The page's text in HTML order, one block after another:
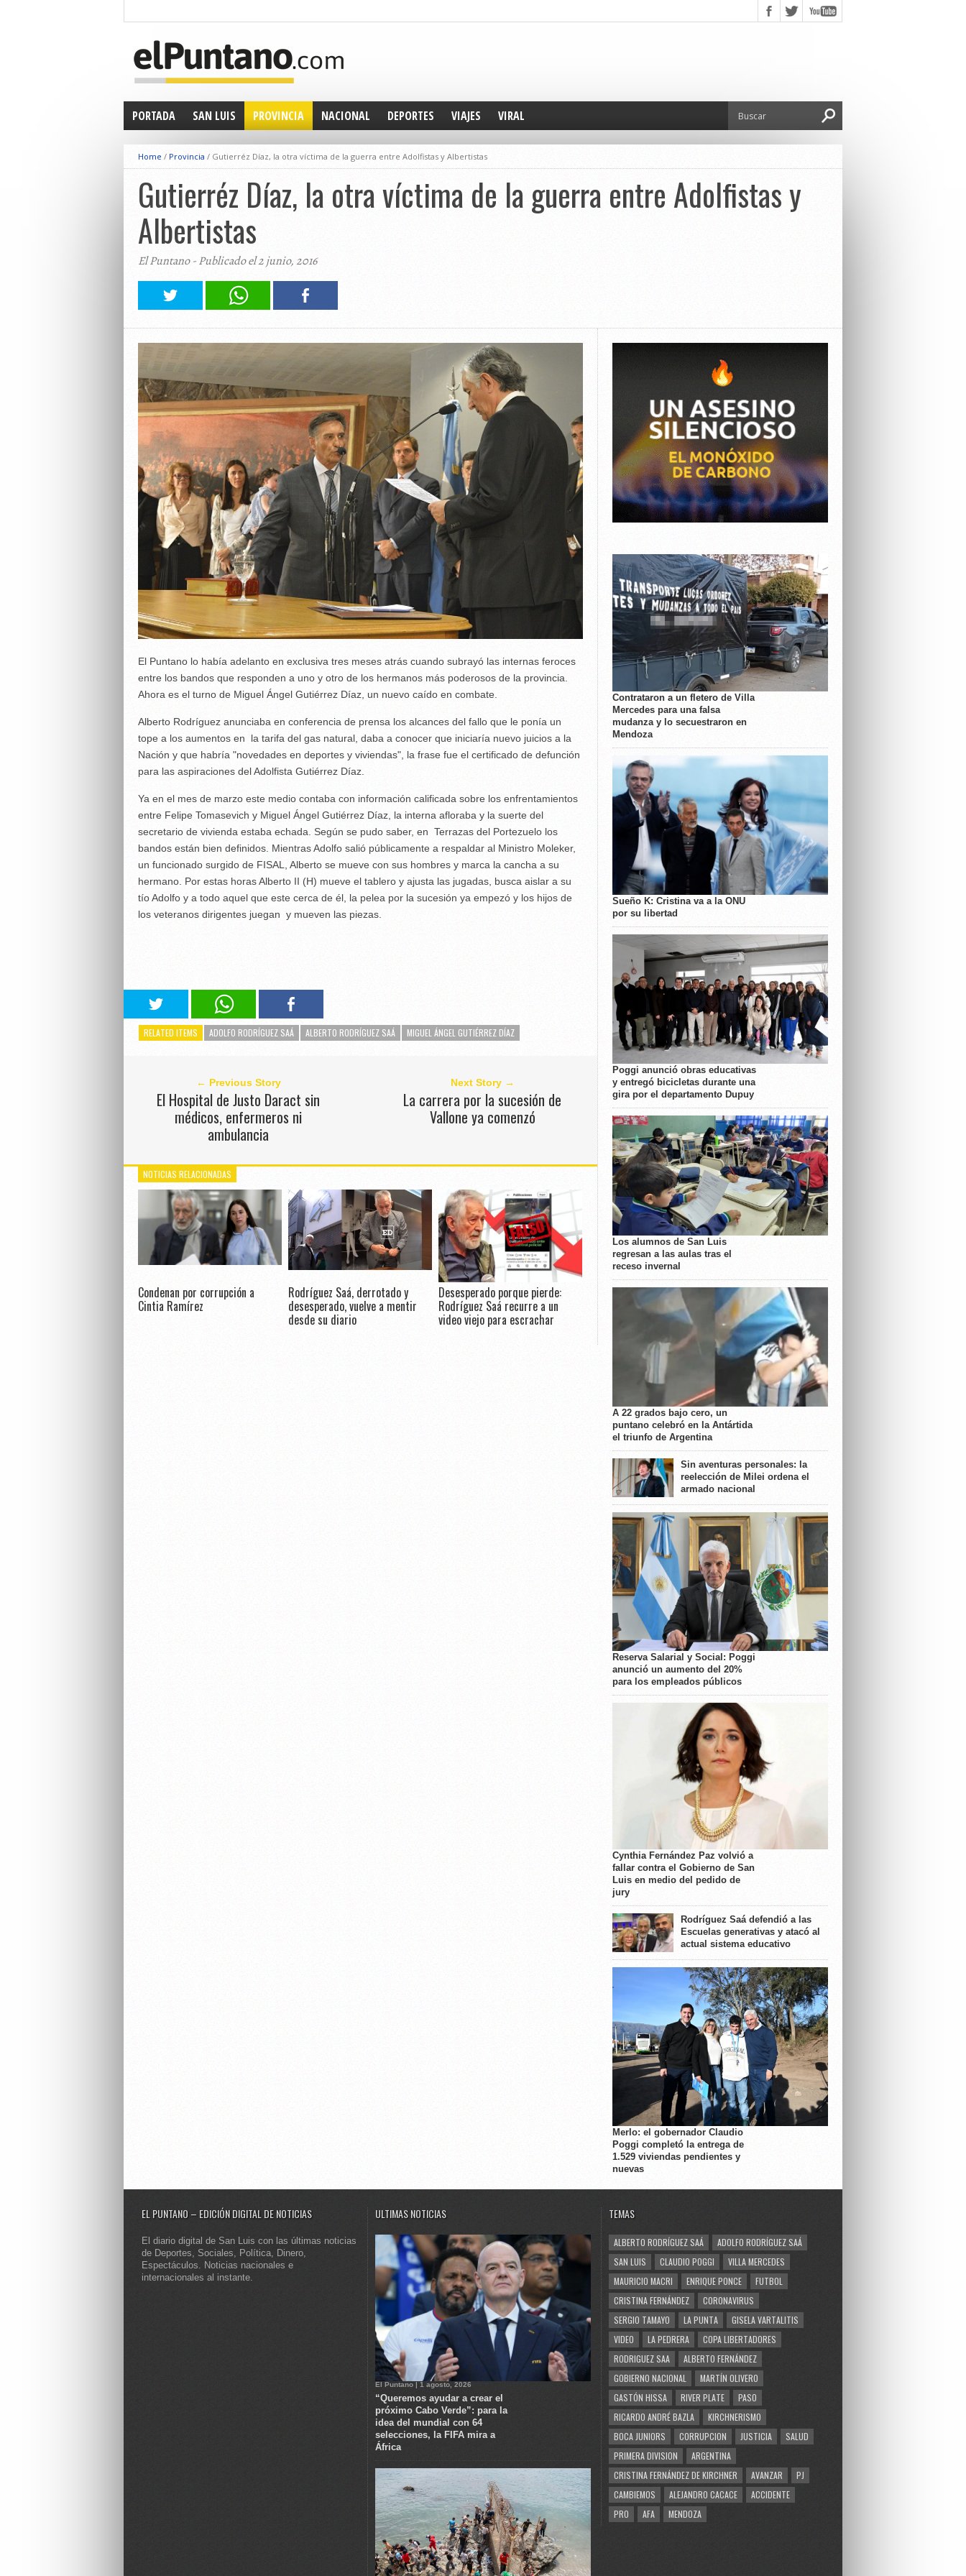
PORTADA SAN LUIS PROVINCIA NACIONAL DEPORTES VIAJES VIRAL
Home / Provincia / Gutierréz Díaz, la otra víctima de la guerra entre Adolfistas y Albertistas
Gutierréz Díaz, la otra víctima de la guerra entre Adolfistas y
Albertistas
El Puntano - Publicado el 2 junio, 2016
El Puntano lo había adelanto en exclusiva tres meses atrás cuando subrayó las internas feroces
entre los bandos que responden a uno y otro de los hermanos más poderosos de la provincia.
Ahora es el turno de Miguel Ángel Gutiérrez Díaz, un nuevo caído en combate.
Alberto Rodríguez anunciaba en conferencia de prensa los alcances del fallo que le ponía un
tope a los aumentos en la tarifa del gas natural, daba a conocer que iniciaría nuevo juicios a la
Nación y que habría "novedades en deportes y viviendas", la frase fue el certificado de defunción
para las aspiraciones del Adolfista Gutiérrez Díaz.
Ya en el mes de marzo este medio contaba con información calificada sobre los enfrentamientos
entre Felipe Tomasevich y Miguel Ángel Gutiérrez Díaz, la interna afloraba y la suerte del
secretario de vivienda estaba echada. Según se pudo saber, en Terrazas del Portezuelo los
bandos están bien definidos. Mientras Adolfo salió públicamente a respaldar al Ministro Moleker,
un funcionado surgido de FISAL, Alberto se mueve con sus hombres y marca la cancha a su
hermano. Por estas horas Alberto II (H) mueve el tablero y ajusta las jugadas, busca aislar a su
tío Adolfo y a todo aquel que este cerca de él, la pelea por la sucesión ya empezó y los hijos de
los veteranos dirigentes juegan y mueven las piezas.
RELATED ITEMS ADOLFO RODRÍGUEZ SAÁ ALBERTO RODRÍGUEZ SAÁ MIGUEL ÁNGEL GUTIÉRREZ DÍAZ
← Previous Story
El Hospital de Justo Daract sin
médicos, enfermeros ni
ambulancia
Next Story →
La carrera por la sucesión de
Vallone ya comenzó
NOTICIAS RELACIONADAS
Condenan por corrupción a
Cintia Ramírez
Rodríguez Saá, derrotado y
desesperado, vuelve a mentir
desde su diario
Desesperado porque pierde:
Rodríguez Saá recurre a un
video viejo para escrachar
Contrataron a un fletero de Villa
Mercedes para una falsa
mudanza y lo secuestraron en
Mendoza
Sueño K: Cristina va a la ONU
por su libertad
Poggi anunció obras educativas
y entregó bicicletas durante una
gira por el departamento Dupuy
Los alumnos de San Luis
regresan a las aulas tras el
receso invernal
A 22 grados bajo cero, un
puntano celebró en la Antártida
el triunfo de Argentina
Sin aventuras personales: la
reelección de Milei ordena el
armado nacional
Reserva Salarial y Social: Poggi
anunció un aumento del 20%
para los empleados públicos
Cynthia Fernández Paz volvió a
fallar contra el Gobierno de San
Luis en medio del pedido de
jury
Rodríguez Saá defendió a las
Escuelas generativas y atacó al
actual sistema educativo
Merlo: el gobernador Claudio
Poggi completó la entrega de
1.529 viviendas pendientes y
nuevas
EL PUNTANO – EDICIÓN DIGITAL DE NOTICIAS
El diario digital de San Luis con las últimas noticias
de Deportes, Sociales, Política, Dinero,
Espectáculos. Noticias nacionales e
internacionales al instante.
ULTIMAS NOTICIAS
El Puntano | 1 agosto, 2026
“Queremos ayudar a crear el
próximo Cabo Verde”: para la
idea del mundial con 64
selecciones, la FIFA mira a
África
TEMAS
ALBERTO RODRÍGUEZ SAÁ
ADOLFO RODRÍGUEZ SAÁ
SAN LUIS
CLAUDIO POGGI
VILLA MERCEDES
MAURICIO MACRI
ENRIQUE PONCE
FUTBOL
CRISTINA FERNÁNDEZ
CORONAVIRUS
SERGIO TAMAYO
LA PUNTA
GISELA VARTALITIS
VIDEO
LA PEDRERA
COPA LIBERTADORES
RODRIGUEZ SAA
ALBERTO FERNÁNDEZ
GOBIERNO NACIONAL
MARTÍN OLIVERO
GASTÓN HISSA
RIVER PLATE
PASO
RICARDO ANDRÉ BAZLA
KIRCHNERISMO
BOCA JUNIORS
CORRUPCION JUSTICIA
SALUD
PRIMERA DIVISION
ARGENTINA
CRISTINA FERNÁNDEZ DE KIRCHNER
AVANZAR
PJ
CAMBIEMOS
ALEJANDRO CACACE
ACCIDENTE
PRO
AFA MENDOZA